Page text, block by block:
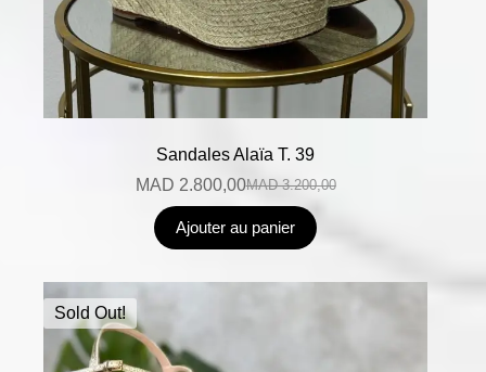
Sandales Alaïa T. 39
MAD3.200,00
MAD 2.800,00
Ajouter au panier
Sold Out!